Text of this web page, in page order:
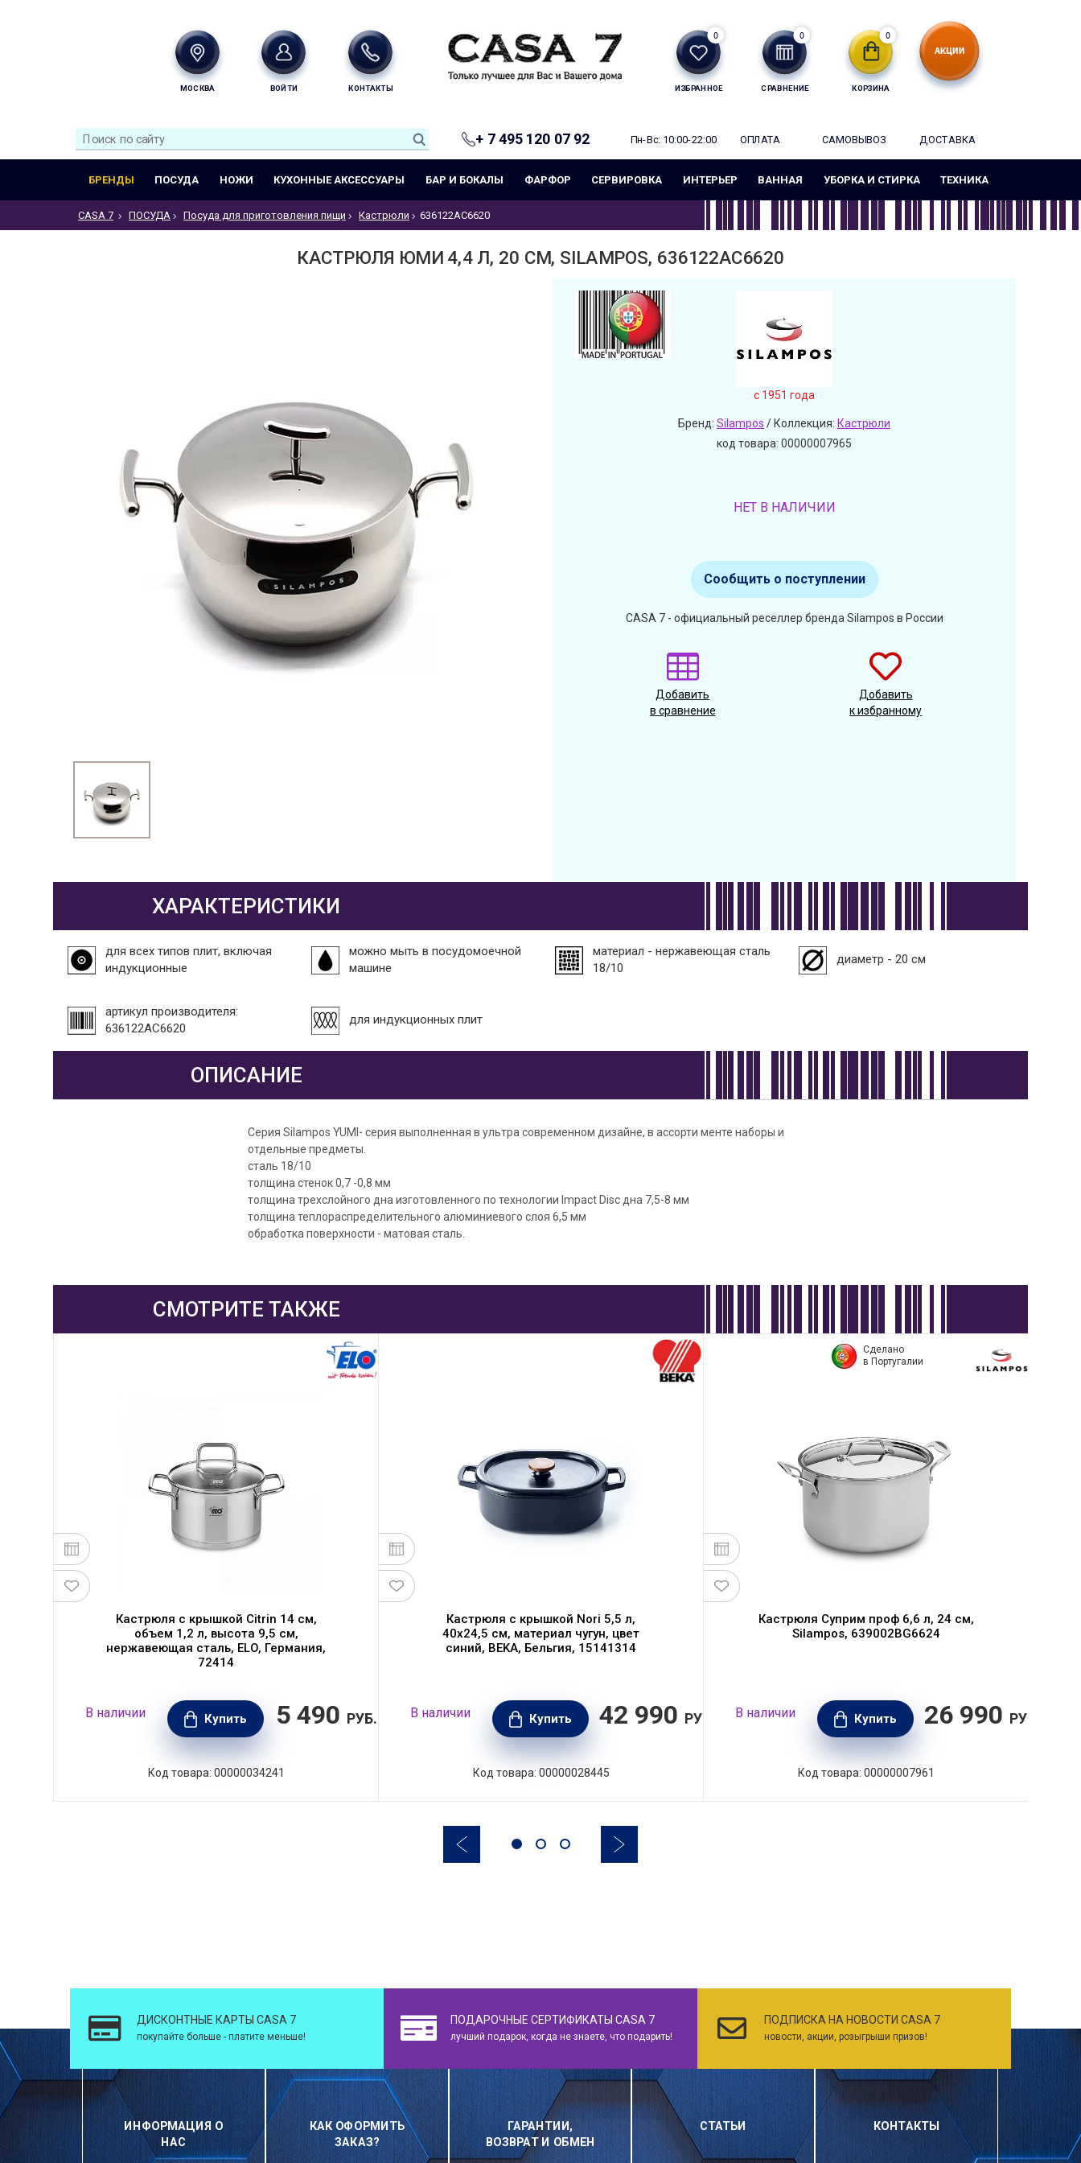
МОСКВА ВОЙТИ КОНТАКТЫ ИЗБРАННОЕ
0
СРАВНЕНИЕ
0
КОРЗИНА
0
+ 7 495 120 07 92 Пн-Вс: 10:00-22:00 ОПЛАТА САМОВЫВОЗ ДОСТАВКА
БРЕНДЫ ПОСУДА НОЖИ КУХОННЫЕ АКСЕССУАРЫ БАР И БОКАЛЫ ФАРФОР СЕРВИРОВКА ИНТЕРЬЕР ВАННАЯ УБОРКА И СТИРКА ТЕХНИКА
CASA 7 ПОСУДА Посуда для приготовления пищи Кастрюли 636122AC6620
КАСТРЮЛЯ ЮМИ 4,4 Л, 20 СМ, SILAMPOS, 636122AC6620
c 1951 года
Бренд: Silampos / Коллекция: Кастрюли
код товара: 00000007965
НЕТ В НАЛИЧИИ
Сообщить о поступлении
CASA 7 - официальный реселлер бренда Silampos в России
Добавить
в сравнение
Добавить
к избранному
ХАРАКТЕРИСТИКИ
для всех типов плит, включая
индукционные
можно мыть в посудомоечной
машине
материал - нержавеющая сталь
18/10
диаметр - 20 см
артикул производителя:
636122AC6620
для индукционных плит
ОПИСАНИЕ
Серия Silampos YUMI- серия выполненная в ультра современном дизайне, в ассорти­ менте наборы и
отдельные предметы.
сталь 18/10
толщина стенок 0,7 -0,8 мм
толщина трехслойного дна изготовленного по технологии Impact Disc дна 7,5-8 мм
толщина теплораспределительного алюминиевого слоя 6,5 мм
обработка поверхности - матовая сталь.
СМОТРИТЕ ТАКЖЕ
Кастрюля с крышкой Citrin 14 см,
объем 1,2 л, высота 9,5 см,
нержавеющая сталь, ELO, Германия,
72414
В наличии Купить 5 490 РУБ.
Код товара: 00000034241
Кастрюля с крышкой Nori 5,5 л,
40х24,5 см, материал чугун, цвет
синий, BEKA, Бельгия, 15141314
В наличии Купить 42 990 РУБ.
Код товара: 00000028445
Сделано
в Португалии
Кастрюля Суприм проф 6,6 л, 24 см,
Silampos, 639002BG6624
В наличии Купить 26 990 РУБ.
Код товара: 00000007961
ДИСКОНТНЫЕ КАРТЫ CASA 7
покупайте больше - платите меньше!
ПОДАРОЧНЫЕ СЕРТИФИКАТЫ CASA 7
лучший подарок, когда не знаете, что подарить!
ПОДПИСКА НА НОВОСТИ CASA 7
новости, акции, розыгрыши призов!
ИНФОРМАЦИЯ О
НАС
КАК ОФОРМИТЬ
ЗАКАЗ?
ГАРАНТИИ,
ВОЗВРАТ И ОБМЕН
СТАТЬИ КОНТАКТЫ